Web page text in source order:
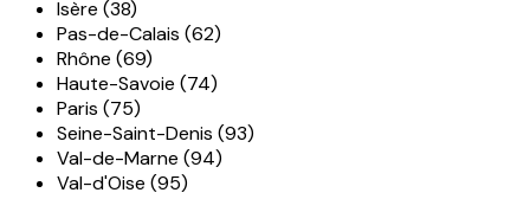
Isère (38)
Pas-de-Calais (62)
Rhône (69)
Haute-Savoie (74)
Paris (75)
Seine-Saint-Denis (93)
Val-de-Marne (94)
Val-d'Oise (95)